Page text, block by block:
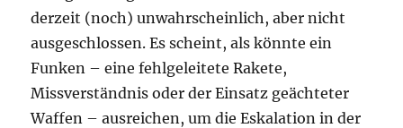
derzeit (noch) unwahrscheinlich, aber nicht
ausgeschlossen. Es scheint, als könnte ein
Funken – eine fehlgeleitete Rakete,
Missverständnis oder der Einsatz geächteter
Waffen – ausreichen, um die Eskalation in der